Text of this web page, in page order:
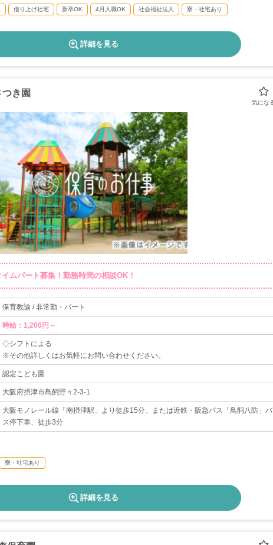
借り上げ社宅 新卒OK 4月入職OK 社会福祉法人 寮・社宅あり
詳細を見る
き園
ムパート募集！勤務時間の相談OK！
保育教諭 / 非常勤・パート
時給：1,200円～
◇シフトによる
※その他詳しくはお気軽にお問い合わせください。
認定こども園
大阪府摂津市鳥飼野々2-3-1
大阪モノレール線「南摂津駅」より徒歩15分、または近鉄・阪急バス「鳥飼八防」バ
ス停下車、徒歩3分
寮・社宅あり
詳細を見る